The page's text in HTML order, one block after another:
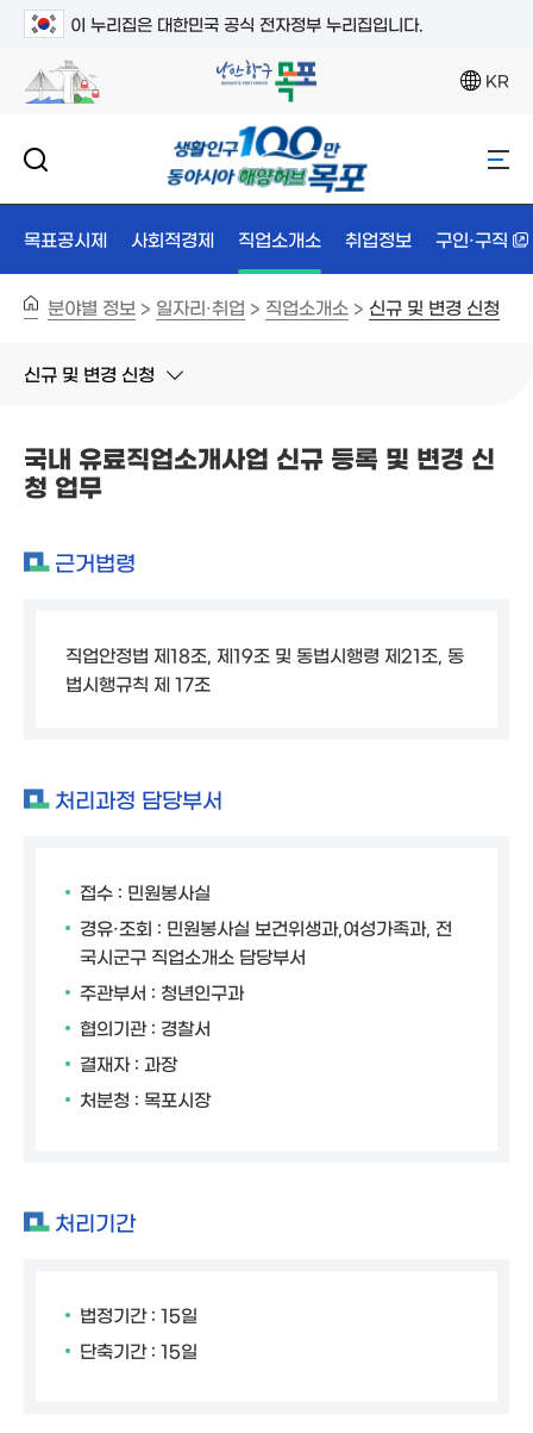
이 누리집은 대한민국 공식 전자정부 누리집입니다.
KR
목표공시제 사회적경제 직업소개소 취업정보 구인·구직
분야별 정보 > 일자리·취업 > 직업소개소 > 신규 및 변경 신청
신규 및 변경 신청
국내 유료직업소개사업 신규 등록 및 변경 신
청 업무
근거법령
직업안정법 제18조, 제19조 및 동법시행령 제21조, 동
법시행규칙 제 17조
처리과정 담당부서
접수 : 민원봉사실
경유·조회 : 민원봉사실 보건위생과,여성가족과, 전
국시군구 직업소개소 담당부서
주관부서 : 청년인구과
협의기관 : 경찰서
결재자 : 과장
처분청 : 목포시장
처리기간
법정기간 : 15일
단축기간 : 15일